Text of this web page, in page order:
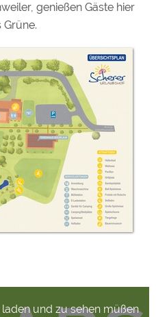
genießen Gäste hier
und zu sehen müßen